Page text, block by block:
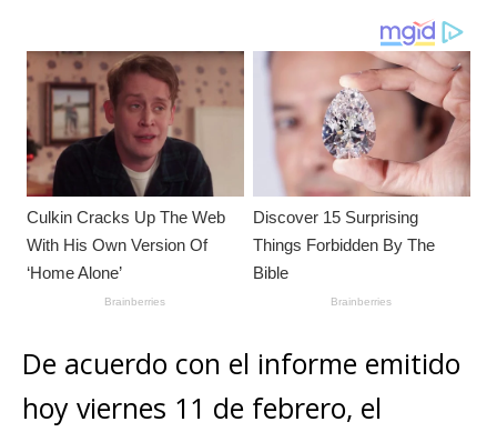
De acuerdo con el informe emitido
hoy viernes 11 de febrero, el